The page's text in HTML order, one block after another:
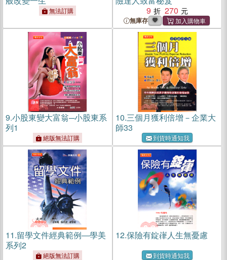
無法訂購
9
270
無庫存
9.小股東變大富翁─小股東系
列1
絕版無法訂購
10.三個月獲利倍增－企業大
師33
到貨時通知我
11.留學文件經典範例―學美
系列2
絕版無法訂購
12.保險有錠嵂人生無憂慮
到貨時通知我